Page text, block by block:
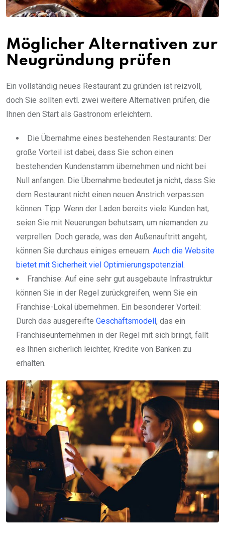
Möglicher Alternativen zur
Neugründung prüfen
Ein vollständig neues Restaurant zu gründen ist reizvoll,
doch Sie sollten evtl. zwei weitere Alternativen prüfen, die
Ihnen den Start als Gastronom erleichtern.
Die Übernahme eines bestehenden Restaurants: Der
große Vorteil ist dabei, dass Sie schon einen
bestehenden Kundenstamm übernehmen und nicht bei
Null anfangen. Die Übernahme bedeutet ja nicht, dass Sie
dem Restaurant nicht einen neuen Anstrich verpassen
können. Tipp: Wenn der Laden bereits viele Kunden hat,
seien Sie mit Neuerungen behutsam, um niemanden zu
verprellen. Doch gerade, was den Außenauftritt angeht,
können Sie durchaus einiges erneuern. Auch die Website
bietet mit Sicherheit viel Optimierungspotenzial.
Franchise: Auf eine sehr gut ausgebaute Infrastruktur
können Sie in der Regel zurückgreifen, wenn Sie ein
Franchise-Lokal übernehmen. Ein besonderer Vorteil:
Durch das ausgereifte Geschäftsmodell , das ein
Franchiseunternehmen in der Regel mit sich bringt, fällt
es Ihnen sicherlich leichter, Kredite von Banken zu
erhalten.